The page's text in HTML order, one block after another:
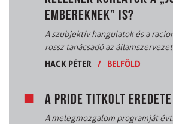
EMBEREKNEK” IS?
A szubjektív hangulatok és a
rossz tanácsadó az
HACK PÉTER
/ BELFÖLD
A PRIDE TITKOLT EREDETE
A melegmozgalom programját